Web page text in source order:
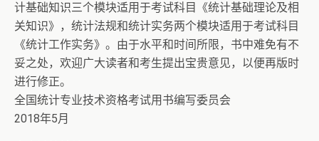
计基础知识三个模块适用于考试科目《统计基础理论及相
关知识》，统计法规和统计实务两个模块适用于考试科目
《统计工作实务》。由于水平和时间所限，书中难免有不
妥之处，欢迎广大读者和考生提出宝贵意见，以便再版时
进行修正。
全国统计专业技术资格考试用书编写委员会
2018年5月